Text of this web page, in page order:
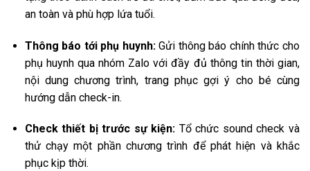
an toàn và phù hợp lứa tuổi.
Thông báo tới phụ huynh:Gửi thông báo chính thức cho
phụ huynh qua nhóm Zalo với đầy đủ thông tin thời gian,
nội dung chương trình, trang phục gợi ý cho bé cùng
hướng dẫn check-in.
Check thiết bị trước sự kiện: Tổ chức sound check và
thử chạy một phần chương trình để phát hiện và khắc
phục kịp thời.